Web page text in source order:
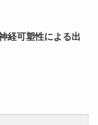
経可塑性による出